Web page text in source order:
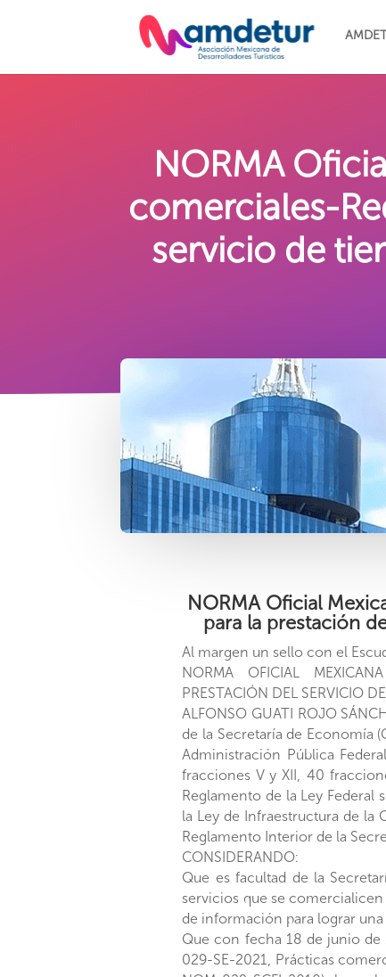
NORMA
comerciales-
servicio de
NORMA Oficial
para la prestación
Al margen un sello con el
NORMA OFICIAL
PRESTACIÓN DEL SERVICIO
ALFONSO GUATI ROJO
de la Secretaría de Economía
Administración Pública
fracciones V y XII, 40
Reglamento de la Ley
la Ley de Infraestructura de la
Reglamento Interior de la
CONSIDERANDO:
Que es facultad de la
servicios que se
de información para lograr
Que con fecha 18 de junio de
029-SE-2021, Prácticas